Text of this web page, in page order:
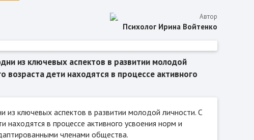
Автор
Психолог Ирина Войтенко
из ключевых аспектов в развитии молодой
дети находятся в процессе активного
ключевых аспектов в развитии молодой личности. С
в процессе активного усвоения норм и
членами общества.